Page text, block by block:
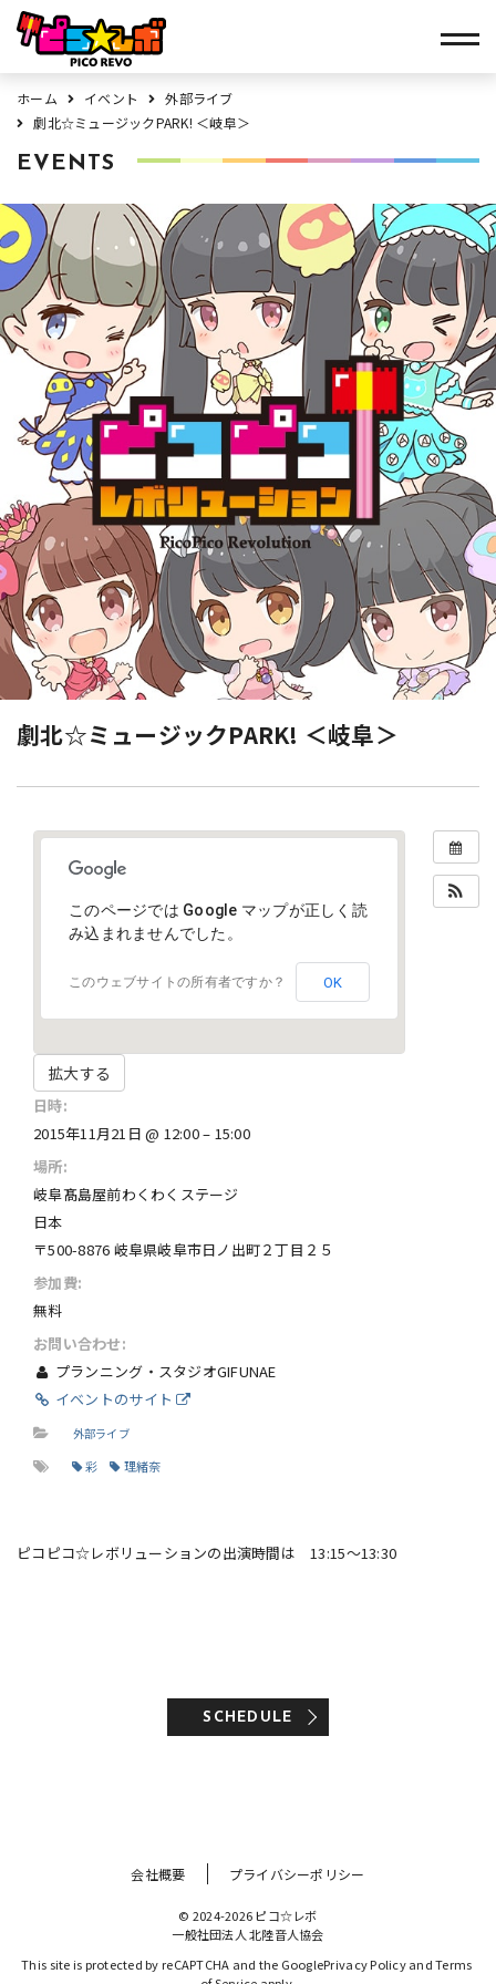
ホーム イベント
外部ライブ
劇北☆ミュージックPARK! ＜岐阜＞
EVENTS
劇北☆ミュージックPARK! ＜岐阜＞
このページでは Google マップが正しく読
み込まれませんでした。
このウェブサイトの所有者ですか？ OK
拡大する
日時:
2015年11月21日 @ 12:00 – 15:00
場所:
岐阜髙島屋前わくわくステージ
日本
〒500-8876 岐阜県岐阜市日ノ出町２丁目２５
参加費:
無料
お問い合わせ:
プランニング・スタジオGIFUNAE
イベントのサイト
外部ライブ
彩 理緒奈
ピコピコ☆レボリューションの出演時間は 13:15～13:30
SCHEDULE
会社概要 プライバシーポリシー
© 2024-2026 ピコ☆レボ
一般社団法人 北陸音人協会
This site is protected by reCAPTCHA and the GooglePrivacy Policy and Terms